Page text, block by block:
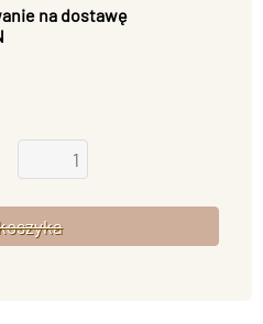
na dostawę